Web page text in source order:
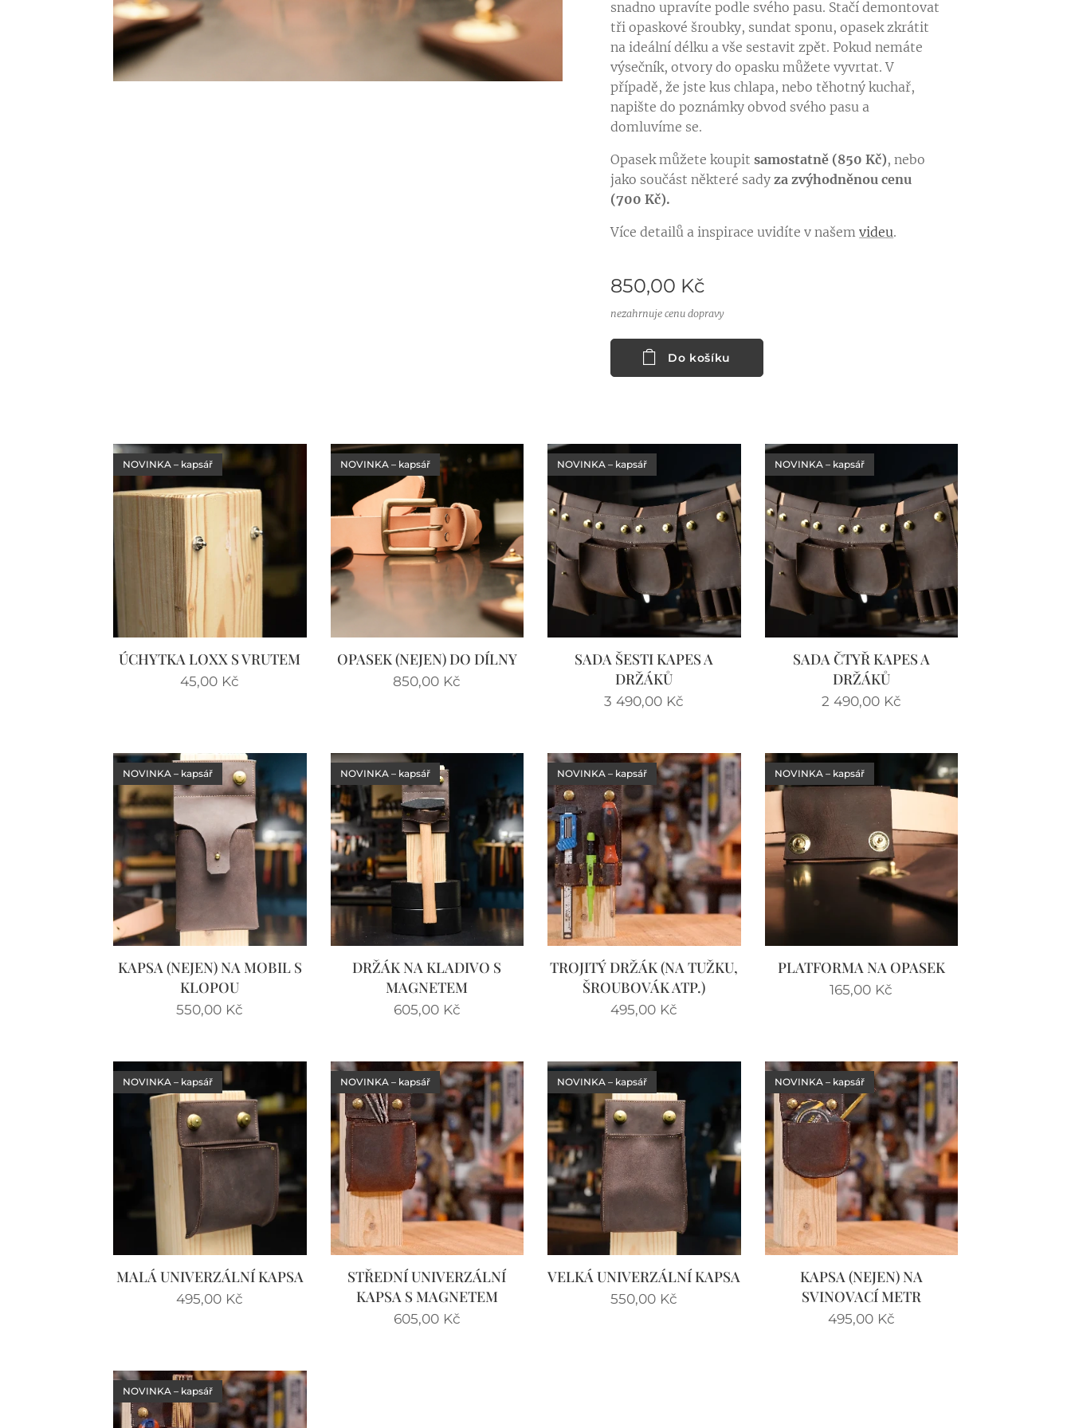
snadno upravíte podle svého pasu. Stačí demontovat
tři opaskové šroubky, sundat sponu, opasek zkrátit
na ideální délku a vše sestavit zpět. Pokud nemáte
výsečník, otvory do opasku můžete vyvrtat. V
případě, že jste kus chlapa, nebo těhotný kuchař,
napište do poznámky obvod svého pasu a
domluvíme se.
Opasek můžete koupitsamostatně (850 Kč), nebo
jako součást některé sadyza zvýhodněnou cenu
(700 Kč).
Více detailů a inspirace uvidíte v našemvideu.
850,00 Kč
nezahrnuje cenu dopravy
Do košíku
ÚCHYTKA LOXX S VRUTEM
NOVINKA – kapsář
45,00 Kč
OPASEK (NEJEN) DO DÍLNY
NOVINKA – kapsář
850,00 Kč
SADA ŠESTI KAPES A
DRŽÁKŮ
NOVINKA – kapsář
3 490,00 Kč
SADA ČTYŘ KAPES A
DRŽÁKŮ
NOVINKA – kapsář
2 490,00Kč
KAPSA (NEJEN) NA MOBIL S
KLOPOU
NOVINKA – kapsář
550,00 Kč
DRŽÁK NA KLADIVO S
MAGNETEM
NOVINKA – kapsář
605,00Kč
TROJITÝ DRŽÁK (NA TUŽKU,
ŠROUBOVÁK ATP.)
NOVINKA – kapsář
495,00 Kč
PLATFORMA NA OPASEK
NOVINKA – kapsář
165,00 Kč
MALÁ UNIVERZÁLNÍ KAPSA
NOVINKA – kapsář
495,00 Kč
STŘEDNÍ UNIVERZÁLNÍ
KAPSA S MAGNETEM
NOVINKA – kapsář
605,00Kč
VELKÁ UNIVERZÁLNÍ KAPSA
NOVINKA – kapsář
550,00 Kč
KAPSA (NEJEN) NA
SVINOVACÍ METR
NOVINKA – kapsář
495,00Kč
NOVINKA – kapsář